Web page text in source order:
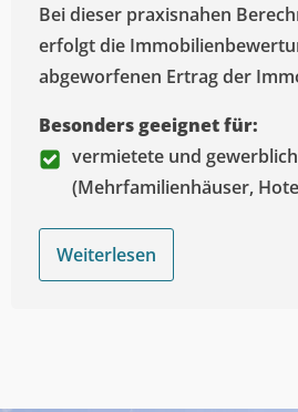
Bei dieser praxisnahen
erfolgt die
abgeworfenen Ertrag der
Besonders geeignet für:
vermietete und
(Mehrfamilienhäuser,
Weiterlesen